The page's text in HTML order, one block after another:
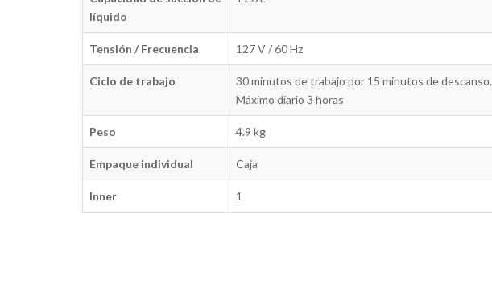
líquido
Tensión / Frecuencia 127 V / 60 Hz
Ciclo de trabajo
30 minutos de trabajo por 15 minutos de descanso.
Máximo diario 3 horas
Peso 4.9 kg
Empaque individual Caja
Inner 1